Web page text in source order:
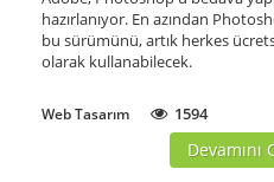
hazırlanıyor. En azından
bu sürümünü, artık herkes
olarak kullanabilecek.
Web Tasarım 1594
Devamını